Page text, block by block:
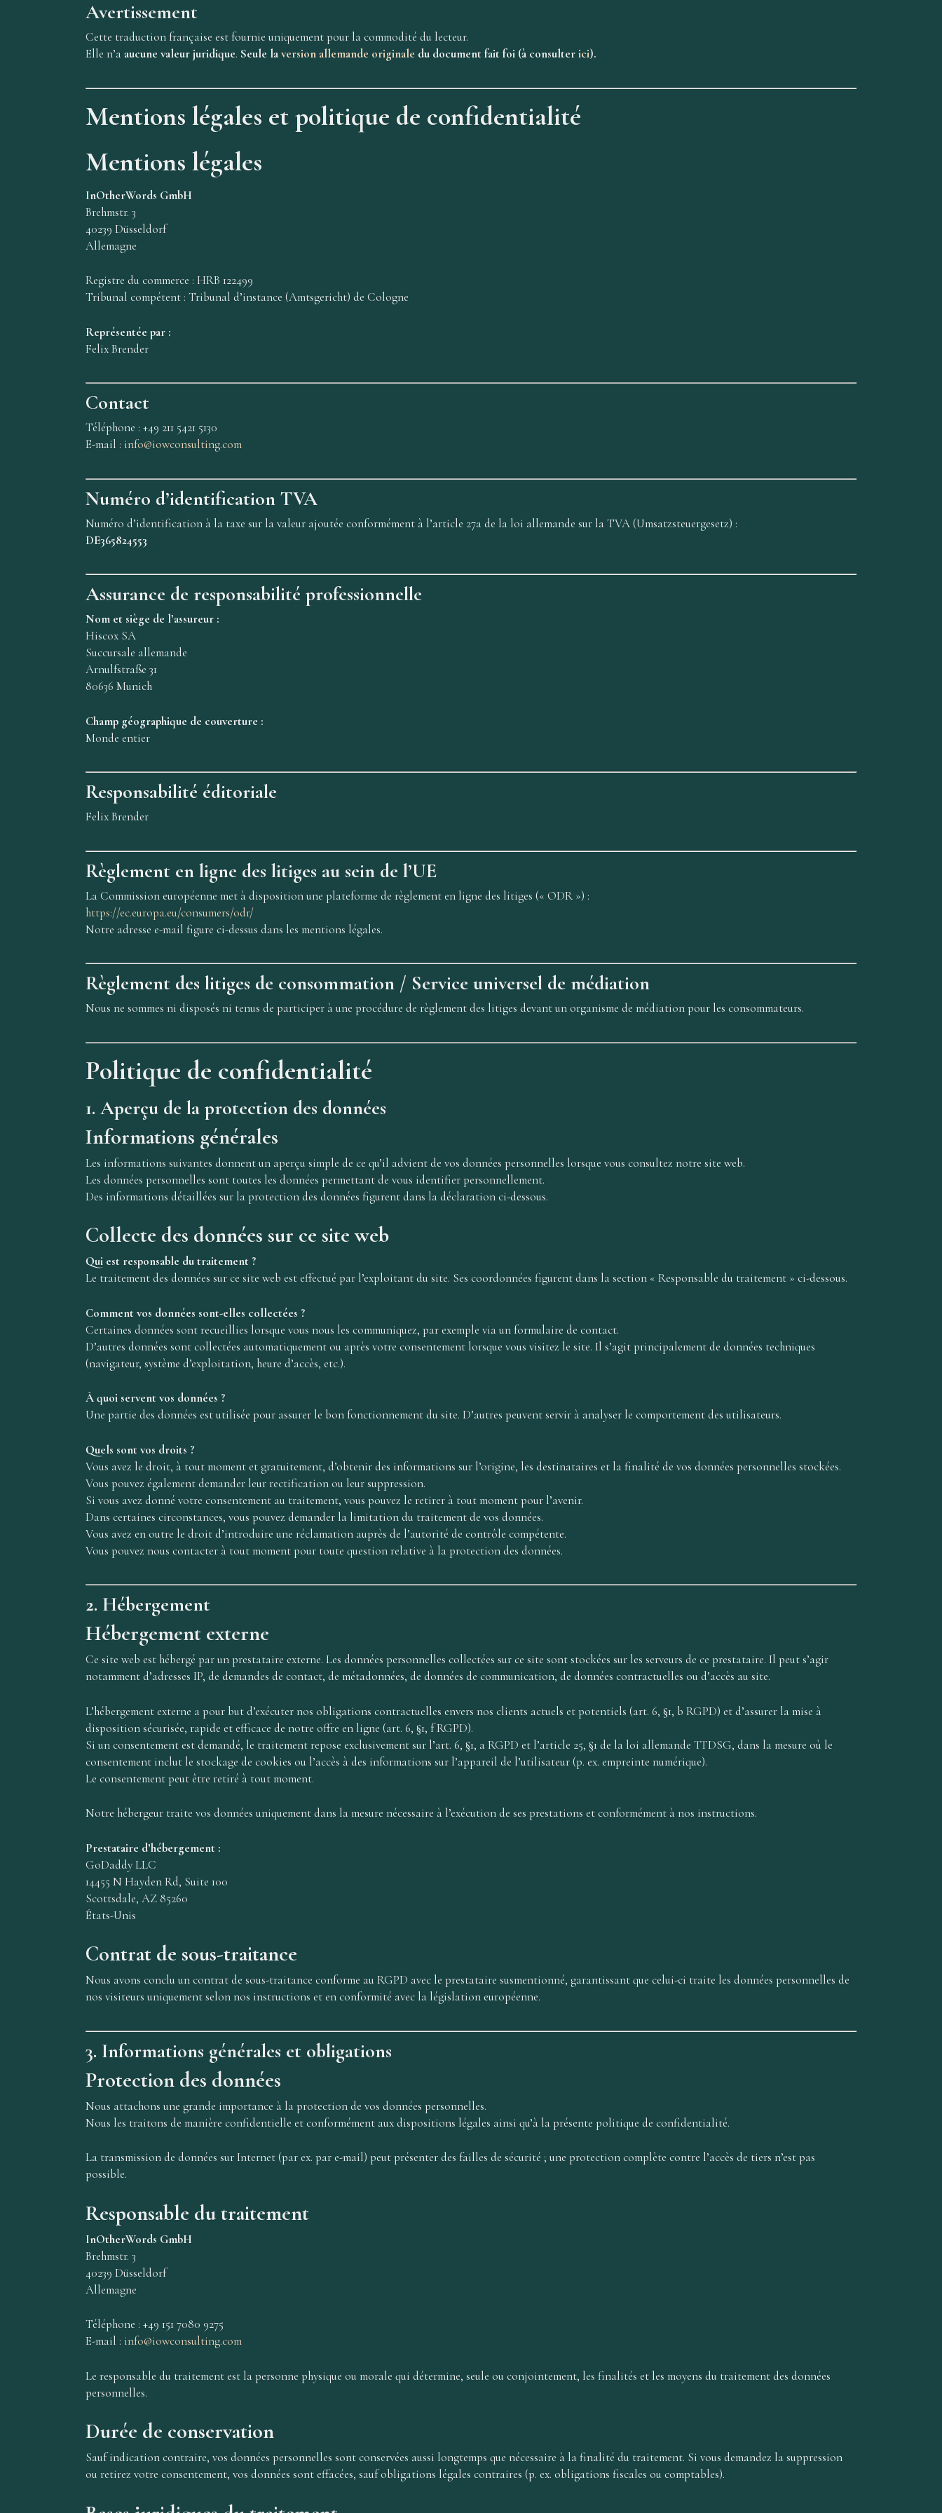
Avertissement
Cette traduction française est fournie uniquement pour la commodité du lecteur.
Elle n’aaucune valeur juridique. Seule laversion allemande originale du document fait foi (à consulterici).
Mentions légales et politique de confidentialité
Mentions légales
InOtherWords GmbH
Brehmstr. 3
40239 Düsseldorf
Allemagne
Registre du commerce : HRB 122499
Tribunal compétent : Tribunal d’instance (Amtsgericht) de Cologne
Représentée par :
Felix Brender
Contact
Téléphone : +49 211 5421 5130
E-mail : info@iowconsulting.com
Numéro d’identification TVA
Numéro d’identification à la taxe sur la valeur ajoutée conformément à l’article 27a de la loi allemande sur la TVA (Umsatzsteuergesetz) :
DE365824553
Assurance de responsabilité professionnelle
Nom et siège de l’assureur :
Hiscox SA
Succursale allemande
Arnulfstraße 31
80636 Munich
Champ géographique de couverture :
Monde entier
Responsabilité éditoriale
Felix Brender
Règlement en ligne des litiges au sein de l’UE
La Commission européenne met à disposition une plateforme de règlement en ligne des litiges (« ODR ») :
https://ec.europa.eu/consumers/odr/
Notre adresse e-mail figure ci-dessus dans les mentions légales.
Règlement des litiges de consommation / Service universel de médiation
Nous ne sommes ni disposés ni tenus de participer à une procédure de règlement des litiges devant un organisme de médiation pour les consommateurs.
Politique de confidentialité
1. Aperçu de la protection des données
Informations générales
Les informations suivantes donnent un aperçu simple de ce qu’il advient de vos données personnelles lorsque vous consultez notre site web.
Les données personnelles sont toutes les données permettant de vous identifier personnellement.
Des informations détaillées sur la protection des données figurent dans la déclaration ci-dessous.
Collecte des données sur ce site web
Qui est responsable du traitement ?
Le traitement des données sur ce site web est effectué par l’exploitant du site. Ses coordonnées figurent dans la section « Responsable du traitement » ci-dessous.
Comment vos données sont-elles collectées ?
Certaines données sont recueillies lorsque vous nous les communiquez, par exemple via un formulaire de contact.
D’autres données sont collectées automatiquement ou après votre consentement lorsque vous visitez le site. Il s’agit principalement de données techniques
(navigateur, système d’exploitation, heure d’accès, etc.).
À quoi servent vos données ?
Une partie des données est utilisée pour assurer le bon fonctionnement du site. D’autres peuvent servir à analyser le comportement des utilisateurs.
Quels sont vos droits ?
Vous avez le droit, à tout moment et gratuitement, d’obtenir des informations sur l’origine, les destinataires et la finalité de vos données personnelles stockées.
Vous pouvez également demander leur rectification ou leur suppression.
Si vous avez donné votre consentement au traitement, vous pouvez le retirer à tout moment pour l’avenir.
Dans certaines circonstances, vous pouvez demander la limitation du traitement de vos données.
Vous avez en outre le droit d’introduire une réclamation auprès de l’autorité de contrôle compétente.
Vous pouvez nous contacter à tout moment pour toute question relative à la protection des données.
2. Hébergement
Hébergement externe
Ce site web est hébergé par un prestataire externe. Les données personnelles collectées sur ce site sont stockées sur les serveurs de ce prestataire. Il peut s’agir
notamment d’adresses IP, de demandes de contact, de métadonnées, de données de communication, de données contractuelles ou d’accès au site.
L’hébergement externe a pour but d’exécuter nos obligations contractuelles envers nos clients actuels et potentiels (art. 6, §1, b RGPD) et d’assurer la mise à
disposition sécurisée, rapide et efficace de notre offre en ligne (art. 6, §1, f RGPD).
Si un consentement est demandé, le traitement repose exclusivement sur l’art. 6, §1, a RGPD et l’article 25, §1 de la loi allemande TTDSG, dans la mesure où le
consentement inclut le stockage de cookies ou l’accès à des informations sur l’appareil de l’utilisateur (p. ex. empreinte numérique).
Le consentement peut être retiré à tout moment.
Notre hébergeur traite vos données uniquement dans la mesure nécessaire à l’exécution de ses prestations et conformément à nos instructions.
Prestataire d’hébergement :
GoDaddy LLC
14455 N Hayden Rd, Suite 100
Scottsdale, AZ 85260
États-Unis
Contrat de sous-traitance
Nous avons conclu un contrat de sous-traitance conforme au RGPD avec le prestataire susmentionné, garantissant que celui-ci traite les données personnelles de
nos visiteurs uniquement selon nos instructions et en conformité avec la législation européenne.
3. Informations générales et obligations
Protection des données
Nous attachons une grande importance à la protection de vos données personnelles.
Nous les traitons de manière confidentielle et conformément aux dispositions légales ainsi qu’à la présente politique de confidentialité.
La transmission de données sur Internet (par ex. par e-mail) peut présenter des failles de sécurité ; une protection complète contre l’accès de tiers n’est pas
possible.
Responsable du traitement
InOtherWords GmbH
Brehmstr. 3
40239 Düsseldorf
Allemagne
Téléphone : +49 151 7080 9275
E-mail : info@iowconsulting.com
Le responsable du traitement est la personne physique ou morale qui détermine, seule ou conjointement, les finalités et les moyens du traitement des données
personnelles.
Durée de conservation
Sauf indication contraire, vos données personnelles sont conservées aussi longtemps que nécessaire à la finalité du traitement. Si vous demandez la suppression
ou retirez votre consentement, vos données sont effacées, sauf obligations légales contraires (p. ex. obligations fiscales ou comptables).